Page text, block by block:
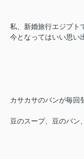
私、新婚旅行エジプト
今となってはいい思い
カサカサのパンが毎回
豆のスープ、豆のパン